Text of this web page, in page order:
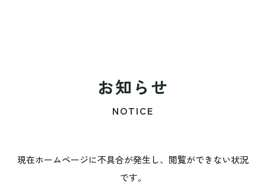
お知らせ
NOTICE
現在ホームページに不具合が発生し、閲覧ができない状況
です。